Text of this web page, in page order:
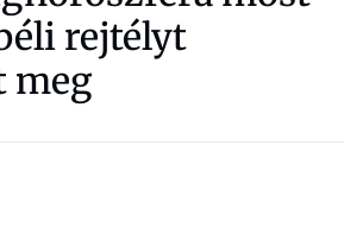
rejtélyt
meg